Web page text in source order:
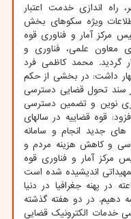
راه اندازی خدمت اعتبار
ویژه سکوهای بخش
مرکز آمار و فناوری قوه
معاون علمی، فناوری و
گردید. محمد کاظمی فرد
داشت: در بخشی از حکم
سند تحول قضایی دسترسی
نوین و تضمین دسترسی
قوه قضاییه در سالهای
جدید انجام و سامانه
و کاهش هزینه مردم و
مرکز آمار و فناوری قوه
اندیشیده شده است
کمک تکنولوژی های جدید ۲۴ ساعته در پهنه جغرافیا در دنیا
دهیم. در دو هفته گذشته
خدمات الکترونیک قضایی